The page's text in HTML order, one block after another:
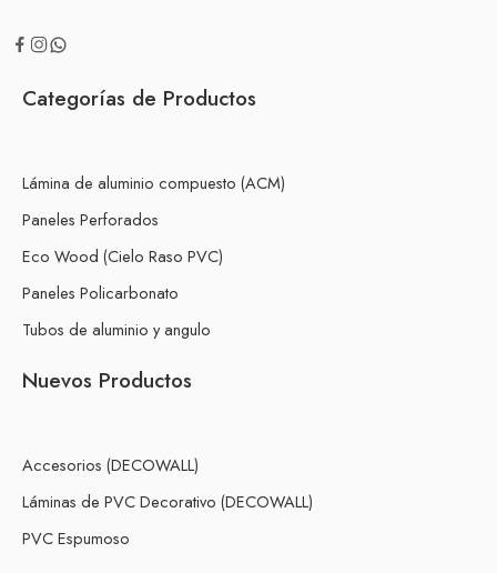
Categorías de Productos
Lámina de aluminio compuesto (ACM)
Paneles Perforados
Eco Wood (Cielo Raso PVC)
Paneles Policarbonato
Tubos de aluminio y angulo
Nuevos Productos
Accesorios (DECOWALL)
Láminas de PVC Decorativo (DECOWALL)
PVC Espumoso